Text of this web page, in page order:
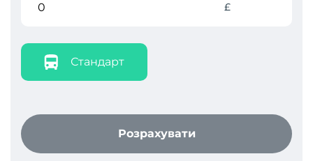
£
Стандарт
Розрахувати